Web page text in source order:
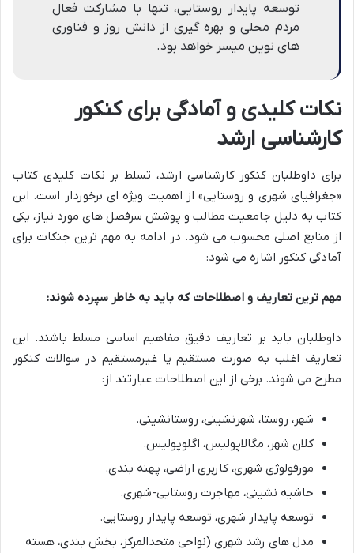
توسعه پایدار روستایی، تنها با مشارکت فعال
مردم محلی و بهره گیری از دانش روز و فناوری
های نوین میسر خواهد بود.
نکات کلیدی و آمادگی برای کنکور
کارشناسی ارشد
برای داوطلبان کنکور کارشناسی ارشد، تسلط بر نکات کلیدی کتاب
«جغرافیای شهری و روستایی» از اهمیت ویژه ای برخوردار است. این
کتاب به دلیل جامعیت مطالب و پوشش سرفصل های مورد نیاز، یکی
از منابع اصلی محسوب می شود. در ادامه به مهم ترین جنکات برای
آمادگی کنکور اشاره می شود:
مهم ترین تعاریف و اصطلاحات که باید به خاطر سپرده شوند:
داوطلبان باید بر تعاریف دقیق مفاهیم اساسی مسلط باشند. این
تعاریف اغلب به صورت مستقیم یا غیرمستقیم در سوالات کنکور
مطرح می شوند. برخی از این اصطلاحات عبارتند از:
شهر، روستا، شهرنشینی، روستانشینی.
کلان شهر، مگالاپولیس، اگلوپولیس.
مورفولوژی شهری، کاربری اراضی، پهنه بندی.
حاشیه نشینی، مهاجرت روستایی-شهری.
توسعه پایدار شهری، توسعه پایدار روستایی.
مدل های رشد شهری (نواحی متحدالمرکز، بخش بندی، هسته